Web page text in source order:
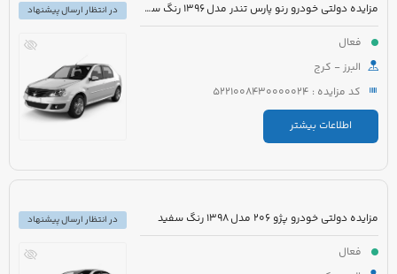
مزایده دولتی خودرو رنو پارس تندر مدل 1396 رنگ سفید
فعال
البرز - کرج
کد مزایده : 5221008430000024
اطلاعات بیشتر
در انتظار ارسال پیشنهاد
مزایده دولتی خودرو پژو 206 مدل 1398 رنگ سفید
فعال
در انتظار ارسال پیشنهاد